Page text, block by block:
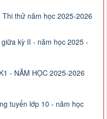
thử năm học 2025-2026
kỳ II - năm học 2025 -
- NĂM HỌC 2025-2026
tuyển lớp 10 - năm học